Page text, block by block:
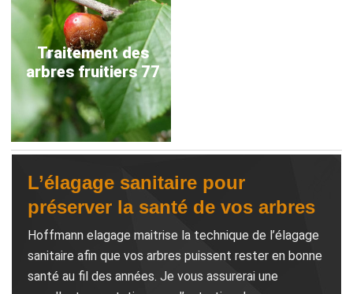
Traitement des
arbres fruitiers 77
L’élagage sanitaire pour
préserver la santé de vos arbres
Hoffmann elagage maitrise la technique de l’élagage
sanitaire afin que vos arbres puissent rester en bonne
santé au fil des années. Je vous assurerai une